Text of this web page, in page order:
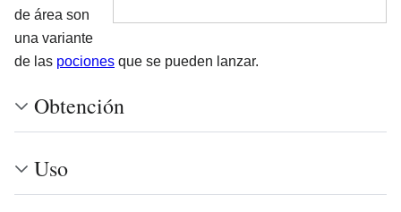
de área son
una variante
de las pociones que se pueden lanzar.
Obtención
Uso